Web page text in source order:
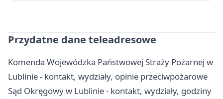
Przydatne dane teleadresowe
Komenda Wojewódzka Państwowej Straży Pożarnej w
Lublinie - kontakt, wydziały, opinie przeciwpożarowe
Sąd Okręgowy w Lublinie - kontakt, wydziały, godziny